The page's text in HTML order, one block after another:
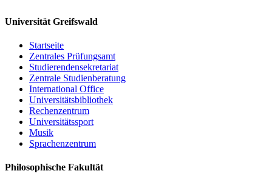
Universität Greifswald
Startseite
Zentrales Prüfungsamt
Studierendensekretariat
Zentrale Studienberatung
International Office
Universitätsbibliothek
Rechenzentrum
Universitätssport
Musik
Sprachenzentrum
Philosophische Fakultät